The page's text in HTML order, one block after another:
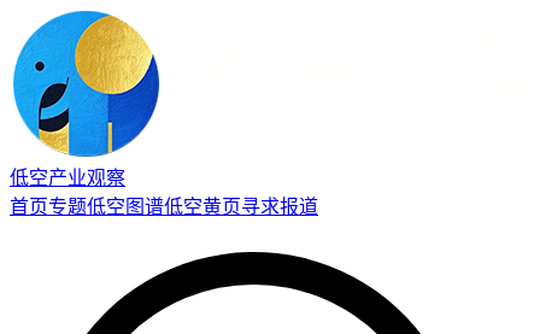
低空产业观察
首页专题低空图谱低空黄页寻求报道